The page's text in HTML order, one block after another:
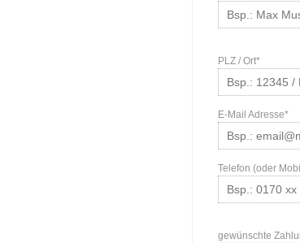
PLZ / Ort*
E-Mail Adresse*
Telefon (oder
gewünschte